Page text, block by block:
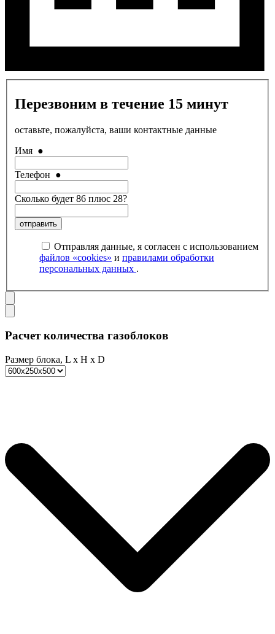
Перезвоним в течение 15 минут
оставьте, пожалуйста, ваши контактные данные
Имя ●
Телефон ●
Сколько будет 86 плюс 28?
отправить
Отправляя данные, я согласен с использованием
файлов «cookies» и правилами обработки
персональных данных .
Расчет количества газоблоков
Размер блока, L x H x D